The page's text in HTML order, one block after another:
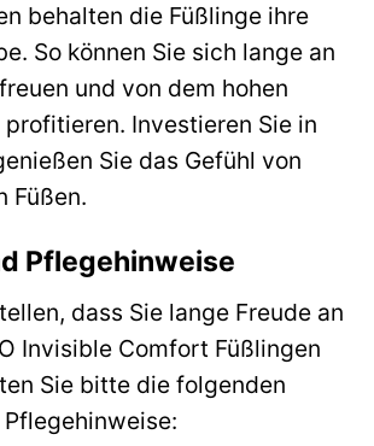
behalten die Füßlinge ihre
So können Sie sich lange an
und von dem hohen
Investieren Sie in
Sie das Gefühl von
Füßen.
Pflegehinweise
dass Sie lange Freude an
Invisible Comfort Füßlingen
Sie bitte die folgenden